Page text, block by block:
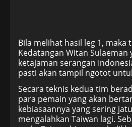
Bila melihat hasil leg 1,
Kedatangan Witan
ketajaman serangan
pasti akan tampil ngotot
Secara teknis kedua tim
para pemain yang akan
kebiasaannya yang sering
mengalahkan Taiwan lagi.